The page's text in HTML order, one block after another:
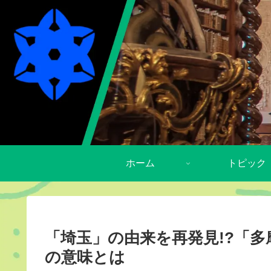
ホーム トピック
「埼玉」の由来を再発見!?「
の意味とは